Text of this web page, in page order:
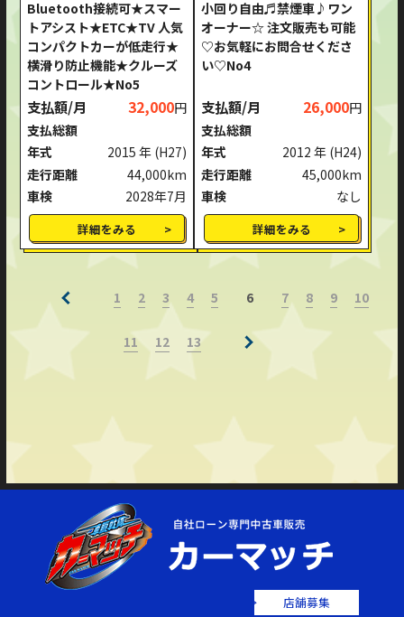
Bluetooth接続可★スマー
トアシスト★ETC★TV 人気
コンパクトカーが低走行★
横滑り防止機能★クルーズ
コントロール★No5
支払額/月 32,000円
支払総額
年式
2015 年 (H27)
走行距離
44,000km
車検
2028年7月
詳細をみる
小回り自由♬禁煙車♪ワン
オーナー☆ 注文販売も可能
♡お気軽にお問合せくださ
い♡No4
支払額/月 26,000円
支払総額
年式
2012 年 (H24)
走行距離
45,000km
車検
なし
詳細をみる
1 2 3 4 5 6 7 8 9 10
11 12 13
店舗募集